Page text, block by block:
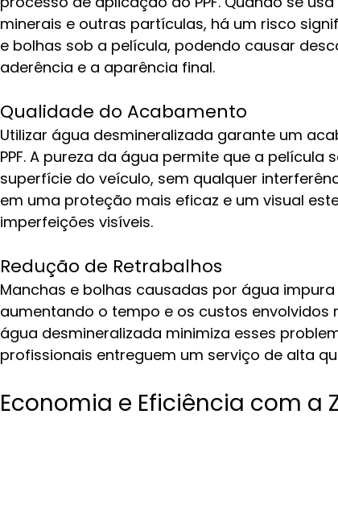
minerais e outras partículas, há um risco
e bolhas sob a película, podendo causar
aderência e a aparência final.
Qualidade do Acabamento
Utilizar água desmineralizada garante um
PPF. A pureza da água permite que a película
superfície do veículo, sem qualquer
em uma proteção mais eficaz e um visual
imperfeições visíveis.
Redução de Retrabalhos
Manchas e bolhas causadas por água
aumentando o tempo e os custos envolvidos
água desmineralizada minimiza esses
profissionais entreguem um serviço de alta
Economia e Eficiência com a